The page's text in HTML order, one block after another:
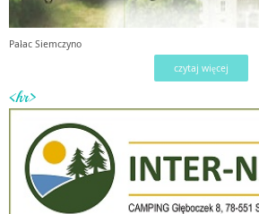
Pałac Siemczyno
czytaj więcej
<hr>